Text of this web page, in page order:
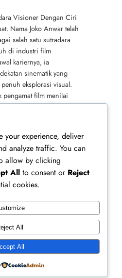
Visioner Dengan Ciri
Nama Joko Anwar telah
salah satu sutradara
di industri film
kariernya, ia
sinematik yang
eksplorasi visual.
pengamat film menilai
mampu
yang berbeda di…
Actor & Creative
your experience, deliver
analyze traffic. You can
allow by clicking
All to consent or Reject
cookies.
All
All